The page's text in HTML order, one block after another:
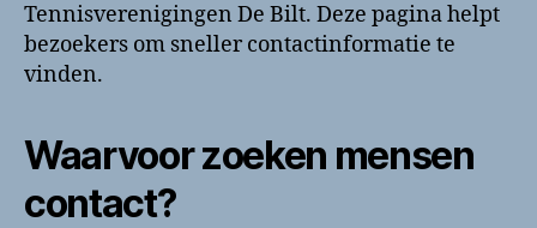
Tennisverenigingen De Bilt. Deze pagina helpt
bezoekers om sneller contactinformatie te
vinden.
Waarvoor zoeken mensen
contact?